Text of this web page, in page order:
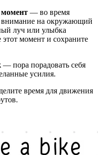
момент — во время
внимание на окружающий
луч или улыбка
момент и сохраните
— пора порадовать себя
усилия.
время для движения